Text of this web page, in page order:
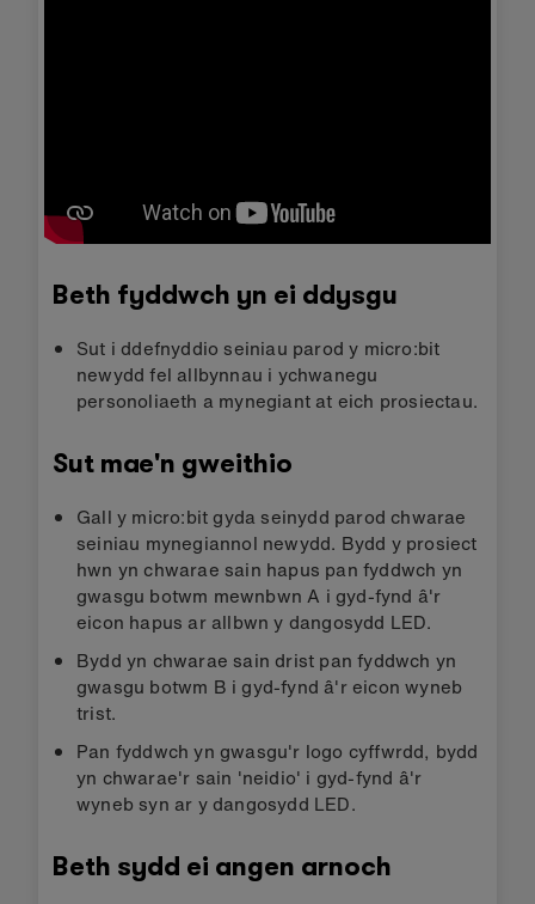
Beth fyddwch yn ei ddysgu
Sut i ddefnyddio seiniau parod y micro:bit
newydd fel allbynnau i ychwanegu
personoliaeth a mynegiant at eich prosiectau.
Sut mae'n gweithio
Gall y micro:bit gyda seinydd parod chwarae
seiniau mynegiannol newydd. Bydd y prosiect
hwn yn chwarae sain hapus pan fyddwch yn
gwasgu botwm mewnbwn A i gyd-fynd â'r
eicon hapus ar allbwn y dangosydd LED.
Bydd yn chwarae sain drist pan fyddwch yn
gwasgu botwm B i gyd-fynd â'r eicon wyneb
trist.
Pan fyddwch yn gwasgu'r logo cyffwrdd, bydd
yn chwarae'r sain 'neidio' i gyd-fynd â'r
wyneb syn ar y dangosydd LED.
Beth sydd ei angen arnoch